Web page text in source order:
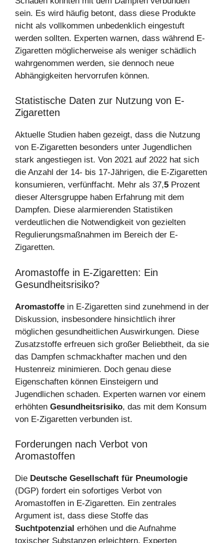
sein. Es wird häufig betont, dass diese Produkte
nicht als vollkommen unbedenklich eingestuft
werden sollten. Experten warnen, dass während E-
Zigaretten möglicherweise als weniger schädlich
wahrgenommen werden, sie dennoch neue
Abhängigkeiten hervorrufen können.
Statistische Daten zur Nutzung von E-
Zigaretten
Aktuelle Studien haben gezeigt, dass die Nutzung
von E-Zigaretten besonders unter Jugendlichen
stark angestiegen ist. Von 2021 auf 2022 hat sich
die Anzahl der 14- bis 17-Jährigen, die E-Zigaretten
konsumieren, verfünffacht. Mehr als 37,5 Prozent
dieser Altersgruppe haben Erfahrung mit dem
Dampfen. Diese alarmierenden Statistiken
verdeutlichen die Notwendigkeit von gezielten
Regulierungsmaßnahmen im Bereich der E-
Zigaretten.
Aromastoffe in E-Zigaretten: Ein
Gesundheitsrisiko?
Aromastoffe in E-Zigaretten sind zunehmend in der
Diskussion, insbesondere hinsichtlich ihrer
möglichen gesundheitlichen Auswirkungen. Diese
Zusatzstoffe erfreuen sich großer Beliebtheit, da sie
das Dampfen schmackhafter machen und den
Hustenreiz minimieren. Doch genau diese
Eigenschaften können Einsteigern und
Jugendlichen schaden. Experten warnen vor einem
erhöhten Gesundheitsrisiko, das mit dem Konsum
von E-Zigaretten verbunden ist.
Forderungen nach Verbot von
Aromastoffen
Die Deutsche Gesellschaft für Pneumologie
(DGP) fordert ein sofortiges Verbot von
Aromastoffen in E-Zigaretten. Ein zentrales
Argument ist, dass diese Stoffe das
Suchtpotenzial erhöhen und die Aufnahme
toxischer Substanzen erleichtern. Experten